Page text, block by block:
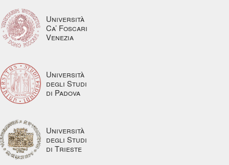
Università
Ca’ Foscari
Venezia
Università
degli Studi
di Padova
Università
degli Studi
di Trieste